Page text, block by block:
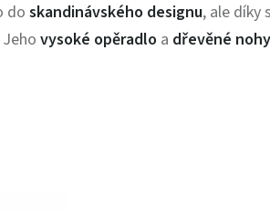
do skandinávského designu, ale díky
Jeho vysoké opěradlo a dřevěné nohy